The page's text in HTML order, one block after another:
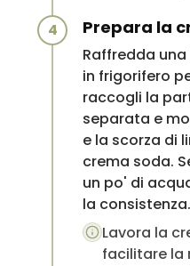
4 Prepara la
Raffredda
in frigorifero
raccogli la
separata e
e la scorza di
crema soda.
un po' di
la consistenza.
Lavora la
facilitare la